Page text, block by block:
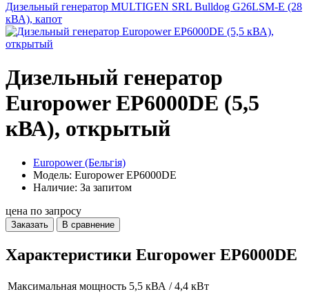
Дизельный генератор MULTIGEN SRL Bulldog G26LSM-E (28
кВА), капот
Дизельный генератор
Europower EP6000DE (5,5
кВА), открытый
Europower (Бельгія)
Модель: Europower EP6000DE
Наличие: За запитом
цена по запросу
Заказать В сравнение
Характеристики Europower EP6000DE
Максимальная мощность 5,5 кВА / 4,4 кВт